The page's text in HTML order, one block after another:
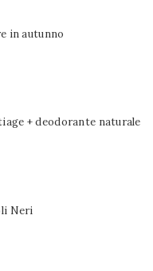
in autunno
+ deodorante naturale
Neri